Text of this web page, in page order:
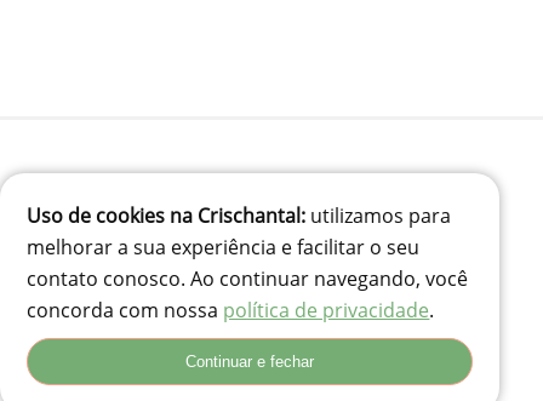
(41) 99834-3707
contato@crischantal.com.br
Rua Durval jungles 240 - Pinheirinho, Curitiba-PR
Rua Adolfo Corso, 74 - Santa Rita, Lages - SC, 88503-180
Uso de cookies na Crischantal: utilizamos para
melhorar a sua experiência e facilitar o seu
contato conosco. Ao continuar navegando, você
concorda com nossa política de privacidade.
Continuar e fechar